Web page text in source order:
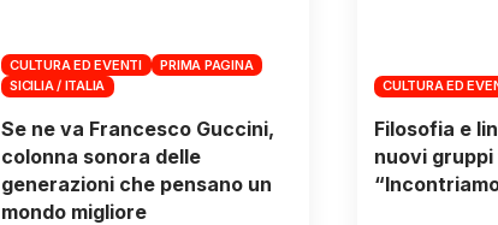
CULTURA ED EVENTI
PRIMA PAGINA
SICILIA / ITALIA
Se ne va Francesco Guccini,
colonna sonora delle
generazioni che pensano un
mondo migliore
CULTURA ED
Filosofia e
nuovi